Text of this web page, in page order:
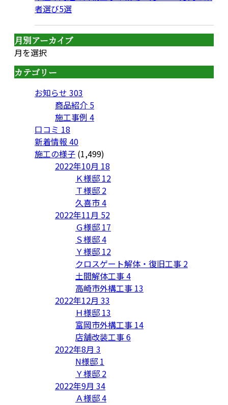
者選び5選
月別アーカイブ
月を選択
カテゴリー
お知らせ 303
商品紹介 5
施工事例 4
口コミ 18
新着情報 40
施工の様子 (1,499)
2022年10月 18
Ｋ様邸 12
Ｔ様邸 2
久喜市4
2022年11月 52
Ｇ様邸 17
Ｓ様邸4
Ｙ様邸 12
クロスゲート解体・復旧工事 2
土間解体工事4
高崎市外構工事 13
2022年12月 33
Ｈ様邸 13
富岡市外構工事 14
店舗改装工事6
2022年8月 3
N様邸 1
Ｙ様邸 2
2022年9月 34
Ａ様邸4